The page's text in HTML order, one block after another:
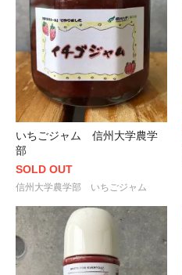
いちごジャム 信州大学農学
部
SOLD OUT
信州大学農学部 いちごジャム